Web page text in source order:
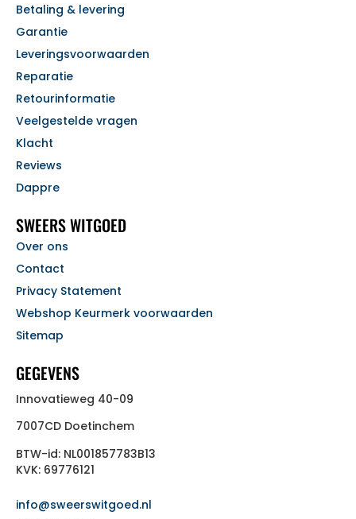
Betaling & levering
Garantie
Leveringsvoorwaarden
Reparatie
Retourinformatie
Veelgestelde vragen
Klacht
Reviews
Dappre
SWEERS WITGOED
Over ons
Contact
Privacy Statement
Webshop Keurmerk voorwaarden
Sitemap
GEGEVENS
Innovatieweg 40-09
7007CD Doetinchem
BTW-id: NL001857783B13
KVK: 69776121
info@sweerswitgoed.nl